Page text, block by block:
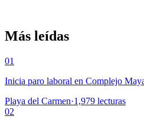
Más leídas
01
Inicia paro laboral en Complejo
Playa del Carmen·1,979 lecturas
02